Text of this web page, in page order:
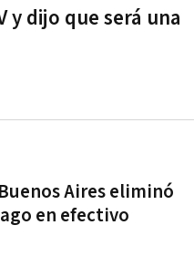
y dijo que será una
Aires eliminó
en efectivo